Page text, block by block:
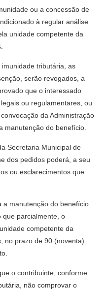
ou a concessão de
à regular análise
unidade competente da
tributária, as
serão revogados, a
que o interessado
ou regulamentares, ou
da Administração
manutenção do benefício.
Secretaria Municipal de
dos pedidos poderá, a seu
ou esclarecimentos que
a manutenção do benefício
que parcialmente, o
competente da
no prazo de 90 (noventa)
o contribuinte, conforme
não comprovar o